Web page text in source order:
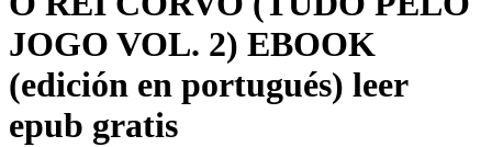
JOGO VOL. 2) EBOOK
(edición en portugués) leer
epub gratis